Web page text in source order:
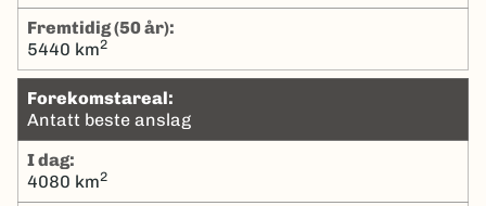
Fremtidig (50 år):
5440 km2
Forekomstareal:
Antatt beste anslag
I dag:
4080 km2